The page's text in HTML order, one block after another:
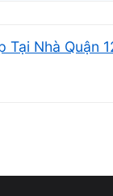
Tại Nhà Quận